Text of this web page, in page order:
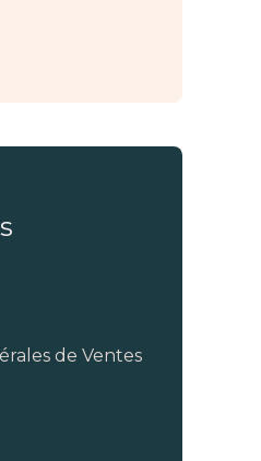
de Ventes